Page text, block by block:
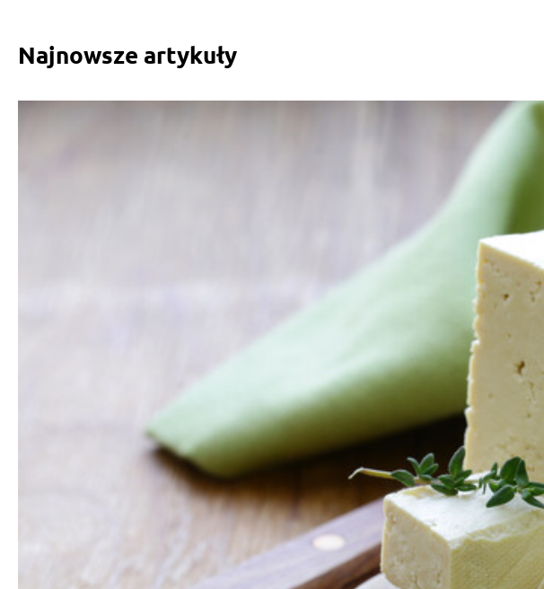
Najnowsze artykuły